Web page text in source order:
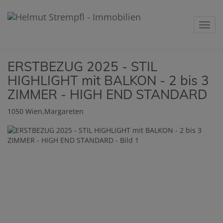
ERSTBEZUG 2025 - STIL
HIGHLIGHT mit BALKON - 2 bis 3
ZIMMER - HIGH END STANDARD
1050 Wien,Margareten